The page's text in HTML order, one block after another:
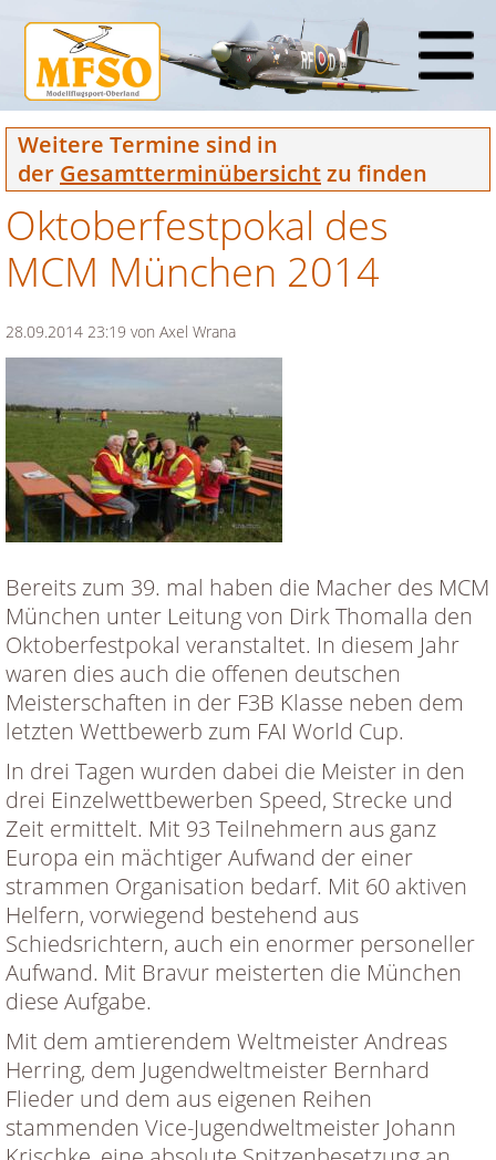
Weitere Termine sind in
der Gesamtterminübersichtzu finden
Oktoberfestpokal des
MCM München 2014
28.09.2014 23:19 von Axel Wrana
Bereits zum 39. mal haben die Macher des MCM
München unter Leitung von Dirk Thomalla den
Oktoberfestpokal veranstaltet. In diesem Jahr
waren dies auch die offenen deutschen
Meisterschaften in der F3B Klasse neben dem
letzten Wettbewerb zum FAI World Cup.
In drei Tagen wurden dabei die Meister in den
drei Einzelwettbewerben Speed, Strecke und
Zeit ermittelt. Mit 93 Teilnehmern aus ganz
Europa ein mächtiger Aufwand der einer
strammen Organisation bedarf. Mit 60 aktiven
Helfern, vorwiegend bestehend aus
Schiedsrichtern, auch ein enormer personeller
Aufwand. Mit Bravur meisterten die München
diese Aufgabe.
Mit dem amtierendem Weltmeister Andreas
Herring, dem Jugendweltmeister Bernhard
Flieder und dem aus eigenen Reihen
stammenden Vice-Jugendweltmeister Johann